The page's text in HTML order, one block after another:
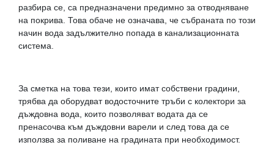
разбира се, са предназначени предимно за отводняване
на покрива. Това обаче не означава, че събраната по този
начин вода задължително попада в канализационната
система.
За сметка на това тези, които имат собствени градини,
трябва да оборудват водосточните тръби с колектори за
дъждовна вода, които позволяват водата да се
пренасочва към дъждовни варели и след това да се
използва за поливане на градината при необходимост.